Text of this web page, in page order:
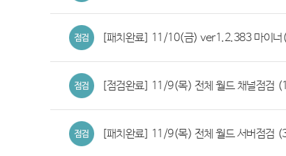
[패치완료] 11/10(금) ver1.2.383 마이
[점검완료] 11/9(목) 전체 월드 채널점검
[패치완료] 11/9(목) 전체 월드 서버점검